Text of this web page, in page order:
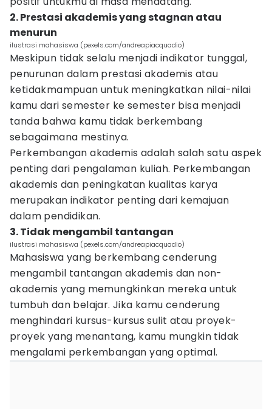
2. Prestasi akademis yang stagnan atau
menurun
ilustrasi mahasiswa (pexels.com/andreapiacquadio)
Meskipun tidak selalu menjadi indikator tunggal,
penurunan dalam prestasi akademis atau
ketidakmampuan untuk meningkatkan nilai-nilai
kamu dari semester ke semester bisa menjadi
tanda bahwa kamu tidak berkembang
sebagaimana mestinya.
Perkembangan akademis adalah salah satu aspek
penting dari pengalaman kuliah. Perkembangan
akademis dan peningkatan kualitas karya
merupakan indikator penting dari kemajuan
dalam pendidikan.
3. Tidak mengambil tantangan
ilustrasi mahasiswa (pexels.com/andreapiacquadio)
Mahasiswa yang berkembang cenderung
mengambil tantangan akademis dan non-
akademis yang memungkinkan mereka untuk
tumbuh dan belajar. Jika kamu cenderung
menghindari kursus-kursus sulit atau proyek-
proyek yang menantang, kamu mungkin tidak
mengalami perkembangan yang optimal.